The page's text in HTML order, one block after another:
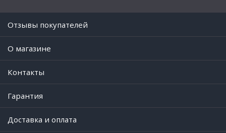
Отзывы покупателей
O магазине
Контакты
Гарантия
Доставка и оплата